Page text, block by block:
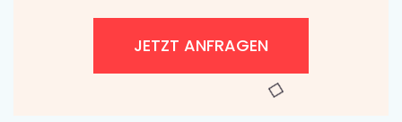
JETZT ANFRAGEN